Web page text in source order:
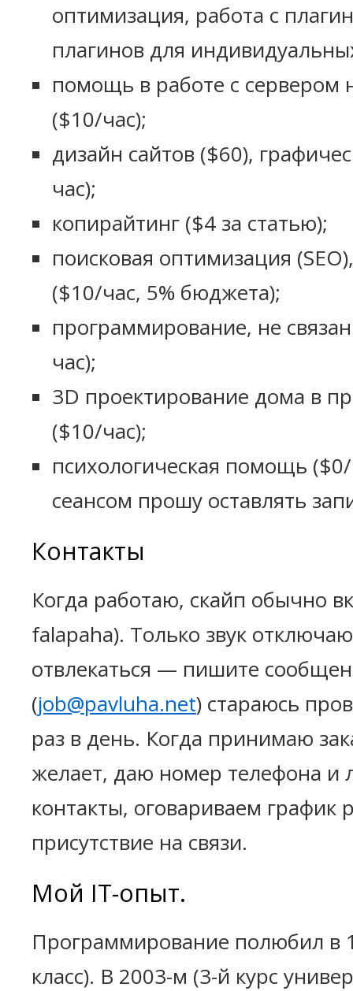
оптимизация, работа с
плагинов для
помощь в работе с сервером
($10/час);
дизайн сайтов ($60),
час);
копирайтинг ($4 за статью);
поисковая оптимизация
($10/час, 5% бюджета);
программирование, не
час);
3D проектирование дома в
($10/час);
психологическая помощь
сеансом прошу оставлять
Контакты
Когда работаю, скайп обычно
falapaha). Только звук
отвлекаться — пишите
(job@pavluha.net) стараюсь
раз в день. Когда принимаю
желает, даю номер телефона и
контакты, оговариваем график
присутствие на связи.
Мой IT-опыт.
Программирование полюбил в
класс). В 2003-м (3-й курс